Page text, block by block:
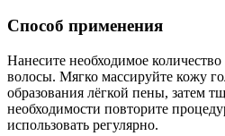
Способ применения
Нанесите необходимое
волосы. Мягко массируйте кожу
образования лёгкой пены, затем
необходимости повторите
использовать регулярно.